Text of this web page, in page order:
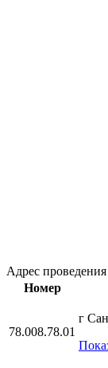
Адрес проведения
Номер
78.008.78.01
г